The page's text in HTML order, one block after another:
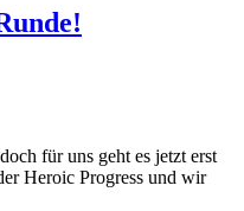
für uns geht es jetzt erst
Heroic Progress und wir